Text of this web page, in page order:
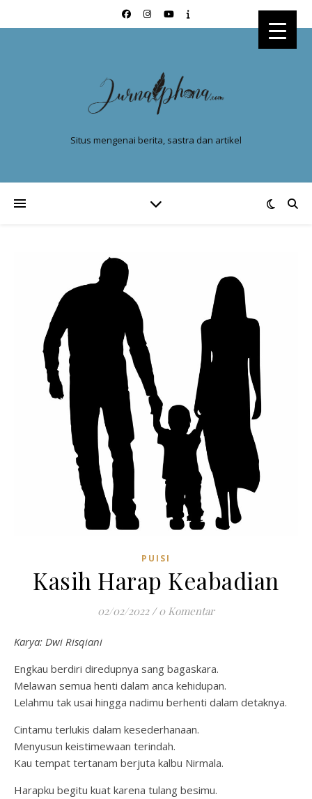
Situs mengenai berita, sastra dan artikel
PUISI
Kasih Harap Keabadian
02/02/2022 / 0 Komentar
Karya: Dwi Risqiani
Engkau berdiri diredupnya sang bagaskara.
Melawan semua henti dalam anca kehidupan.
Lelahmu tak usai hingga nadimu berhenti dalam detaknya.
Cintamu terlukis dalam kesederhanaan.
Menyusun keistimewaan terindah.
Kau tempat tertanam berjuta kalbu Nirmala.
Harapku begitu kuat karena tulang besimu.